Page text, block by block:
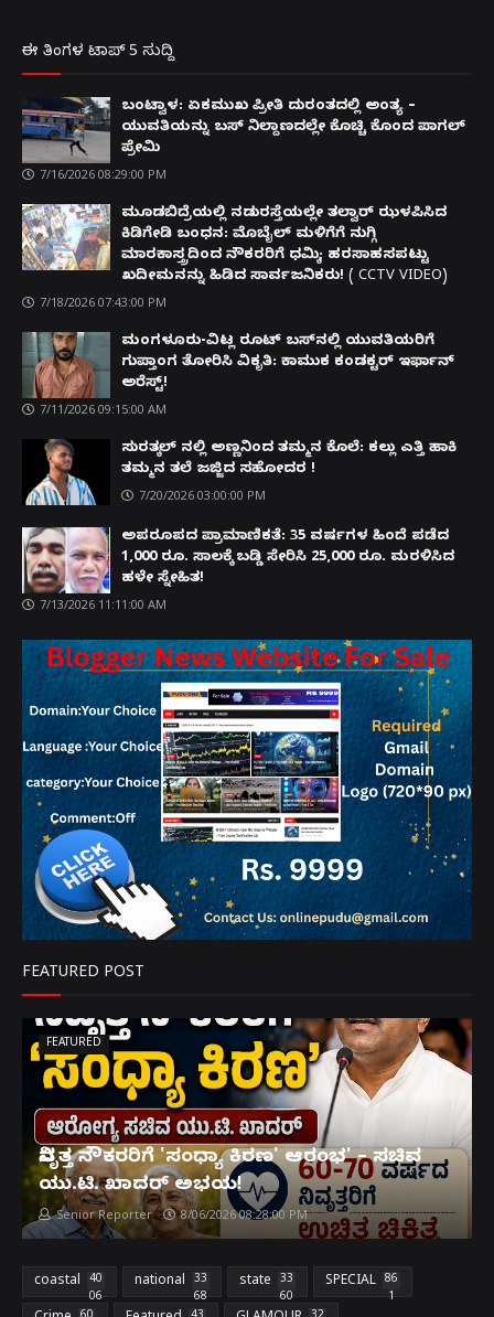
ಈ ತಿಂಗಳ ಟಾಪ್ 5 ಸುದ್ದಿ
ಬಂಟ್ವಾಳ: ಏಕಮುಖ ಪ್ರೀತಿ ದುರಂತದಲ್ಲಿ ಅಂತ್ಯ –
ಯುವತಿಯನ್ನು ಬಸ್ ನಿಲ್ದಾಣದಲ್ಲೇ ಕೊಚ್ಚಿ ಕೊಂದ ಪಾಗಲ್
ಪ್ರೇಮಿ
7/16/2026 08:29:00 PM
ಮೂಡಬಿದ್ರೆಯಲ್ಲಿ ನಡುರಸ್ತೆಯಲ್ಲೇ ತಲ್ವಾರ್ ಝಳಪಿಸಿದ
ಕಿಡಿಗೇಡಿ ಬಂಧನ: ಮೊಬೈಲ್ ಮಳಿಗೆಗೆ ನುಗ್ಗಿ
ಮಾರಕಾಸ್ತ್ರದಿಂದ ನೌಕರರಿಗೆ ಧಮ್ಕಿ; ಹರಸಾಹಸಪಟ್ಟು
ಖದೀಮನನ್ನು ಹಿಡಿದ ಸಾರ್ವಜನಿಕರು! ( CCTV VIDEO)
7/18/2026 07:43:00 PM
ಮಂಗಳೂರು-ವಿಟ್ಲ ರೂಟ್ ಬಸ್‌ನಲ್ಲಿ ಯುವತಿಯರಿಗೆ
ಗುಪ್ತಾಂಗ ತೋರಿಸಿ ವಿಕೃತಿ: ಕಾಮುಕ ಕಂಡಕ್ಟರ್ ಇರ್ಫಾನ್
ಅರೆಸ್ಟ್!
7/11/2026 09:15:00 AM
ಸುರತ್ಕಲ್ ನಲ್ಲಿ ಅಣ್ಣನಿಂದ ತಮ್ಮನ ಕೊಲೆ: ಕಲ್ಲು ಎತ್ತಿ ಹಾಕಿ
ತಮ್ಮನ ತಲೆ ಜಜ್ಜಿದ ಸಹೋದರ !
7/20/2026 03:00:00 PM
ಅಪರೂಪದ ಪ್ರಾಮಾಣಿಕತೆ: 35 ವರ್ಷಗಳ ಹಿಂದೆ ಪಡೆದ
1,000 ರೂ. ಸಾಲಕ್ಕೆ ಬಡ್ಡಿ ಸೇರಿಸಿ 25,000 ರೂ. ಮರಳಿಸಿದ
ಹಳೇ ಸ್ನೇಹಿತ!
7/13/2026 11:11:00 AM
FEATURED POST
FEATURED
ನಿವೃತ್ತ ನೌಕರರಿಗೆ 'ಸಂಧ್ಯಾ ಕಿರಣ' ಆರಂಭ' – ಸಚಿವ
ಯು.ಟಿ. ಖಾದರ್ ಅಭಯ!
Senior Reporter 8/06/2026 08:28:00 PM
coastal
40
06
national
33
68
state
33
60
SPECIAL
86
1